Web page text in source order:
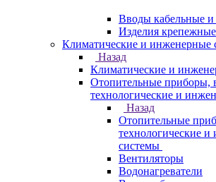
Вводы кабельные и
Изделия крепежные
Климатические и инженерные
Назад
Климатические и
Отопительные приборы,
технологические и
Назад
Отопительные
технологические
системы
Вентиляторы
Водонагреватели